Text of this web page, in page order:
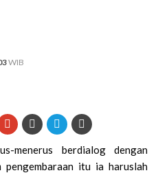
WIB
menerus berdialog dengan
pengembaraan itu ia haruslah